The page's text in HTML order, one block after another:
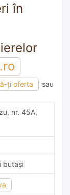
în
ți oferta
sau
nr. 45A,
butași